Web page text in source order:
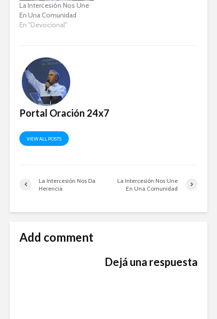
La Intercesión Nos Une
En Una Comunidad
En "Devocional"
Portal Oración 24x7
VIEW ALL POSTS
La Intercesión Nos Da
Herencia
La Intercesión Nos Une
En Una Comunidad
Add comment
Dejá una respuesta